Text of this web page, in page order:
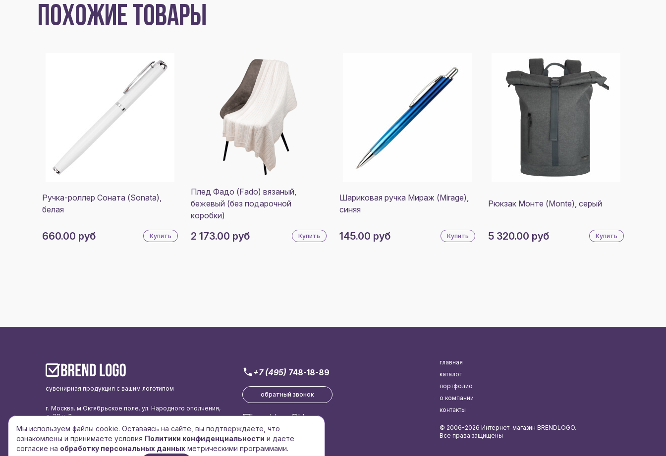
ПОХОЖИЕ ТОВАРЫ
Ручка-роллер Соната (Sonata),
белая
660.00 руб Купить
Плед Фадо (Fado) вязаный,
бежевый (без подарочной
коробки)
2 173.00 руб Купить
Шариковая ручка Мираж (Mirage),
синяя
145.00 руб Купить
Рюкзак Монте (Monte), серый
5 320.00 руб Купить
сувенирная продукция с вашим логотипом
г. Москва. м.Октябрьское поле. ул. Народного ополчения,
д. 38 к. 3
подписаться на рассылку
политика конфиденциальности
согласие на обработку персональных данных
+7 (495) 748-18-89
обратный звонок
brend-logo@bk.ru
главная
каталог
портфолио
о компании
контакты
© 2006-2026 Интернет-магазин BRENDLOGO.
Все права защищены
Мы используем файлы cookie. Оставаясь на сайте, вы подтверждаете, что
ознакомлены и принимаете условия Политики конфиденциальности и даете
согласие на обработку персональных данных метрическими программами.